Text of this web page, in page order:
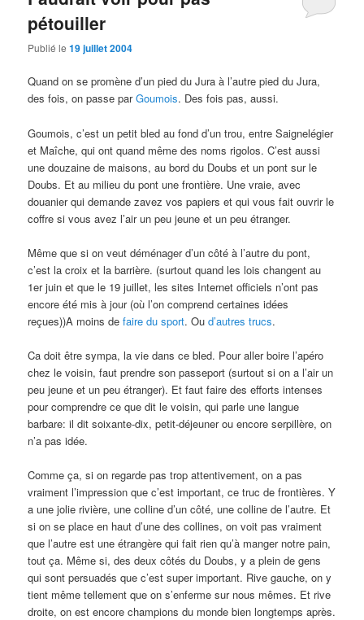
pétouiller
Publié le19 juillet 2004
Quand on se promène d’un pied du Jura à l’autre pied du Jura,
des fois, on passe parGoumois. Des fois pas, aussi.
Goumois, c’est un petit bled au fond d’un trou, entre Saignelégier
et Maîche, qui ont quand même des noms rigolos. C’est aussi
une douzaine de maisons, au bord du Doubs et un pont sur le
Doubs. Et au milieu du pont une frontière. Une vraie, avec
douanier qui demande zavez vos papiers et qui vous fait ouvrir le
coffre si vous avez l’air un peu jeune et un peu étranger.
Même que si on veut déménager d’un côté à l’autre du pont,
c’est la croix et la barrière. (surtout quand les lois changent au
1er juin et que le 19 juillet, les sites Internet officiels n’ont pas
encore été mis à jour (où l’on comprend certaines idées
reçues))A moins defaire du sport. Oud’autres trucs.
Ca doit être sympa, la vie dans ce bled. Pour aller boire l’apéro
chez le voisin, faut prendre son passeport (surtout si on a l’air un
peu jeune et un peu étranger). Et faut faire des efforts intenses
pour comprendre ce que dit le voisin, qui parle une langue
barbare: il dit soixante-dix, petit-déjeuner ou encore serpillère, on
n’a pas idée.
Comme ça, si on regarde pas trop attentivement, on a pas
vraiment l’impression que c’est important, ce truc de frontières. Y
a une jolie rivière, une colline d’un côté, une colline de l’autre. Et
si on se place en haut d’une des collines, on voit pas vraiment
que l’autre est une étrangère qui fait rien qu’à manger notre pain,
tout ça. Même si, des deux côtés du Doubs, y a plein de gens
qui sont persuadés que c’est super important. Rive gauche, on y
tient même tellement que on s’enferme sur nous mêmes. Et rive
droite, on est encore champions du monde bien longtemps après.